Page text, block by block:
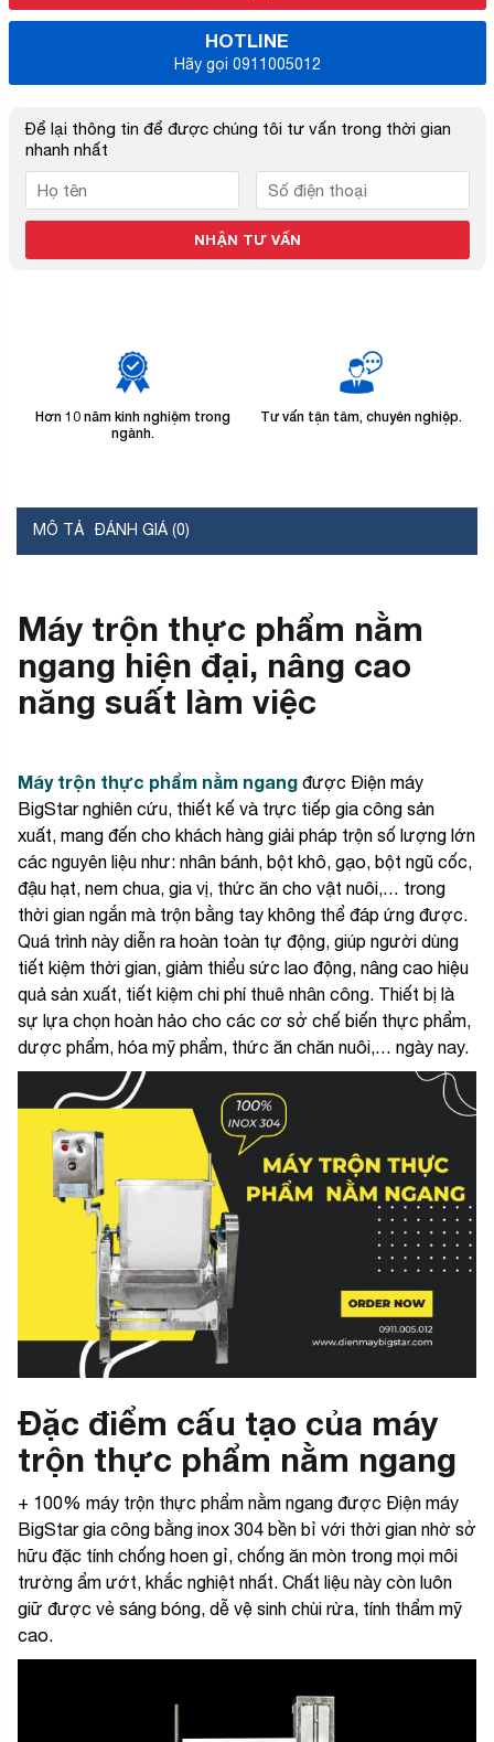
HOTLINE
Hãy gọi 0911005012
Để lại thông tin để được chúng tôi tư vấn trong thời gian
nhanh nhất
Hơn 10 năm kinh nghiệm trong
ngành.
Tư vấn tận tâm, chuyên nghiệp.
MÔ TẢ ĐÁNH GIÁ (0)
Máy trộn thực phẩm nằm
ngang hiện đại, nâng cao
năng suất làm việc
Máy trộn thực phẩm nằm ngang được Điện máy
BigStar nghiên cứu, thiết kế và trực tiếp gia công sản
xuất, mang đến cho khách hàng giải pháp trộn số lượng lớn
các nguyên liệu như: nhân bánh, bột khô, gạo, bột ngũ cốc,
đậu hạt, nem chua, gia vị, thức ăn cho vật nuôi,… trong
thời gian ngắn mà trộn bằng tay không thể đáp ứng được.
Quá trình này diễn ra hoàn toàn tự động, giúp người dùng
tiết kiệm thời gian, giảm thiểu sức lao động, nâng cao hiệu
quả sản xuất, tiết kiệm chi phí thuê nhân công. Thiết bị là
sự lựa chọn hoàn hảo cho các cơ sở chế biến thực phẩm,
dược phẩm, hóa mỹ phẩm, thức ăn chăn nuôi,… ngày nay.
Đặc điểm cấu tạo của máy
trộn thực phẩm nằm ngang
+ 100% máy trộn thực phẩm nằm ngang được Điện máy
BigStar gia công bằng inox 304 bền bỉ với thời gian nhờ sở
hữu đặc tính chống hoen gỉ, chống ăn mòn trong mọi môi
trường ẩm ướt, khắc nghiệt nhất. Chất liệu này còn luôn
giữ được vẻ sáng bóng, dễ vệ sinh chùi rửa, tính thẩm mỹ
cao.